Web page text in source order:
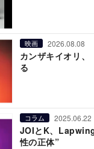
映画 2026.08.08
カンザキイオリ、
る
コラム 2025.06.22
JOIとK、
性の正体”